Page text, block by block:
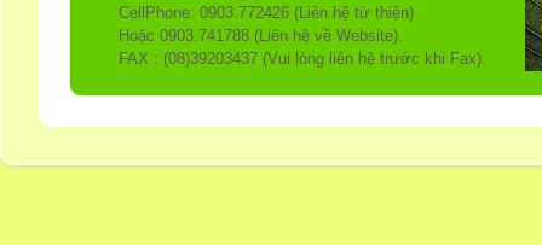
CellPhone: 0903.772426 (Liên hệ từ thiện)
Hoặc 0903.741788 (Liên hệ về Website).
FAX : (08)39203437 (Vui lòng liên hệ trước khi Fax).